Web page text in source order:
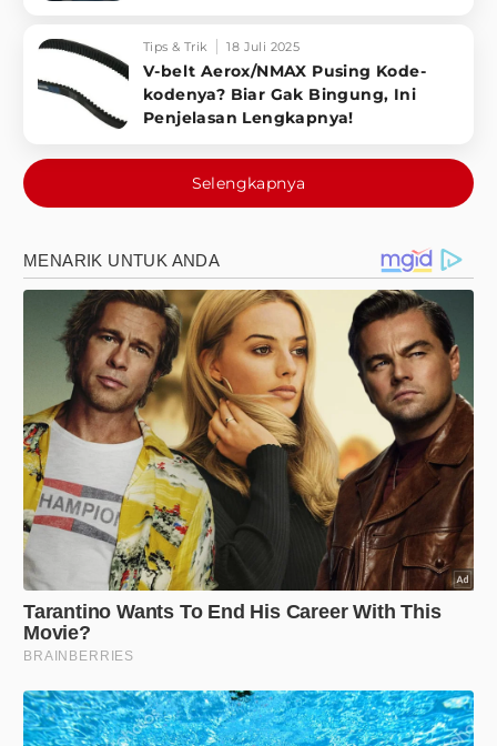
Tips & Trik 18 Juli 2025
V-belt Aerox/NMAX Pusing Kode-
kodenya? Biar Gak Bingung, Ini
Penjelasan Lengkapnya!
Selengkapnya